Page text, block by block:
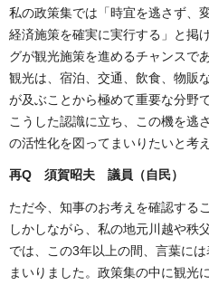
私の政策集では「時宜を逃さず、
経済施策を確実に実行する」と掲
グが観光施策を進めるチャンスで
観光は、宿泊、交通、飲食、物販
が及ぶことから極めて重要な分野
こうした認識に立ち、この機を逃
の活性化を図ってまいりたいと考
再Q 須賀昭夫 議員（自民）
ただ今、知事のお考えを確認する
しかしながら、私の地元川越や秩
では、この3年以上の間、言葉に
まいりました。政策集の中に観光